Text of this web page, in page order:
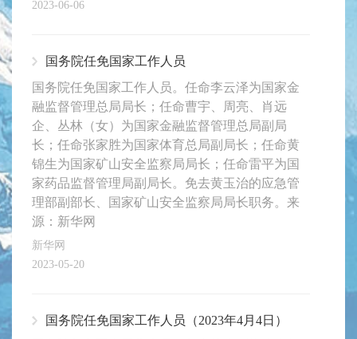
2023-06-06
国务院任免国家工作人员
国务院任免国家工作人员。任命李云泽为国家金
融监督管理总局局长；任命曹宇、周亮、肖远
企、丛林（女）为国家金融监督管理总局副局
长；任命张家胜为国家体育总局副局长；任命黄
锦生为国家矿山安全监察局局长；任命雷平为国
家药品监督管理局副局长。免去黄玉治的应急管
理部副部长、国家矿山安全监察局局长职务。来
源：新华网
新华网
2023-05-20
国务院任免国家工作人员（2023年4月4日）